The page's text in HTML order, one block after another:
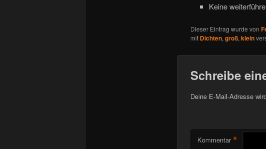
Keine
Dieser Eintrag wurde von
mit Dichten, groß, klein
Schreibe
Deine E-Mail-Adresse
Kommentar *